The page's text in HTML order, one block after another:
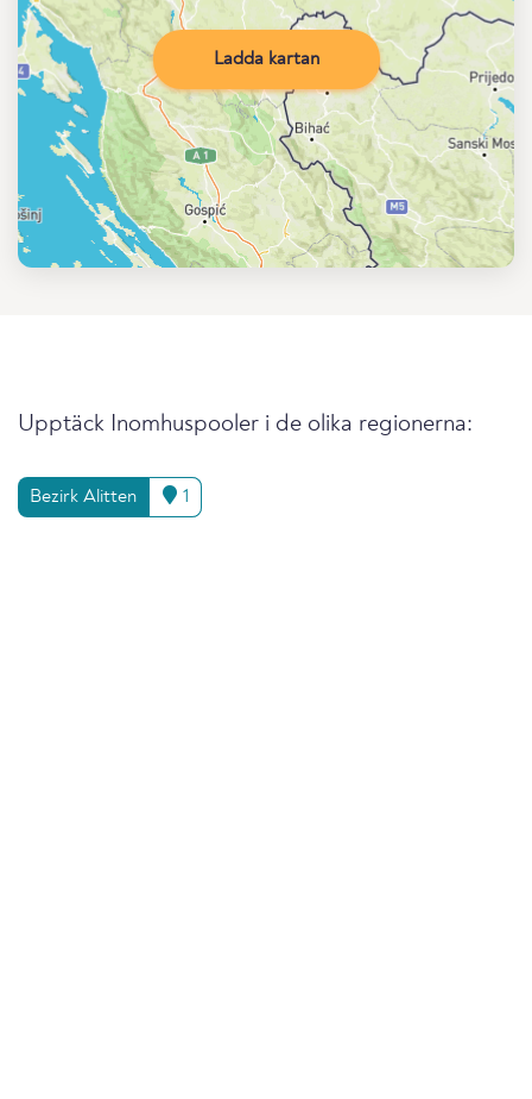
Ladda kartan
Upptäck Inomhuspooler i de olika regionerna:
Bezirk Alitten 1